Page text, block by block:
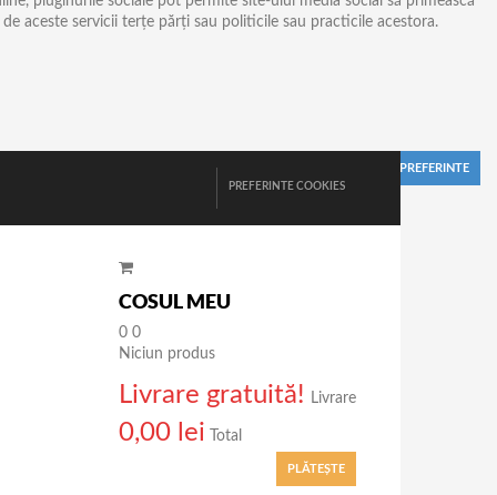
aceste servicii terțe părți sau politicile sau practicile acestora.
PREFERINTE COOKIES
COSUL MEU
0 0
Niciun produs
Livrare gratuită! Livrare
0,00 lei Total
PLĂTEŞTE